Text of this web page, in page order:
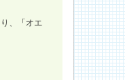
、「オエ